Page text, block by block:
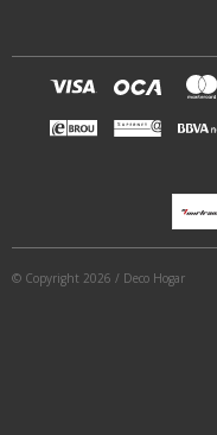
© Copyright 2026 / Deco Hogar